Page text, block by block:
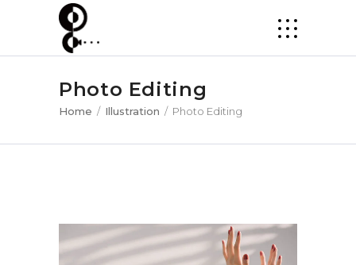
Photo Editing
Home / Illustration / Photo Editing